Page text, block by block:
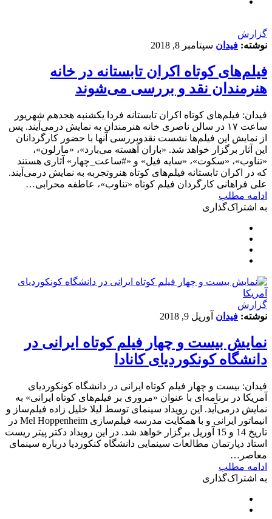
گزارش
نوشته: فیدان سپتامبر 8, 2018
فیلم‌های کوتاه اکران تابستانه در خانه
هنرمندان نقد و بررسی می‌شوند
فیدان: فیلم‌های کوتاه اکران تابستانه فردا یکشنبه هجدهم شهریور
ساعت ۱۷ در سالن ناصری خانه هنرمندان به نمایش درمی‌آیند. پس
از نمایش این فیلم‌ها نشست نقدوبررسی آنها با حضور کارگردانان
این آثار برگزار خواهد شد. «باران آهسته می‌بارد»، «مارلون»،
«تناوب»، «سکوت»، «سایه فیل» و «#ساعت_چهار» آثاری هستند
که در اکران تابستانه فیلم‌های کوتاه هنروتجربه به نمایش درمی‌آیند.
علی فراهانی کارگردان فیلم کوتاه «تناوب»، عاطفه محرابی…
ادامه مطلب
به اشتراک‌گذاری
گزارش
نوشته: فیدان آوریل 9, 2018
نمایش بیست و چهار فیلم کوتاه ایرانی در
دانشگاه کونکوردیای کانادا
فیدان: بیست و چهار فیلم کوتاه ایرانی در دانشگاه کونکوردیای
آمریکا در برنامه‌ای با عنوان «مروری بر فیلم‌های کوتاه ایرانی» به
نمایش درمی‌آید. این رویداد سینمای توسط لیلا خلیل زاده فیلم‌ساز و
انیماتور ایرانی و با همکایت مدرسه فیلم‌سازی Mel Hoppenheim در
تاریخ 14 و 15 آوریل برگزار خواهد شد. در این رویداد دکتر پیتر ریست
استاد دپارتمان مطالعات سینمایی دانشگاه کنکوردیا درباره سینمای
معاصر…
ادامه مطلب
به اشتراک‌گذاری